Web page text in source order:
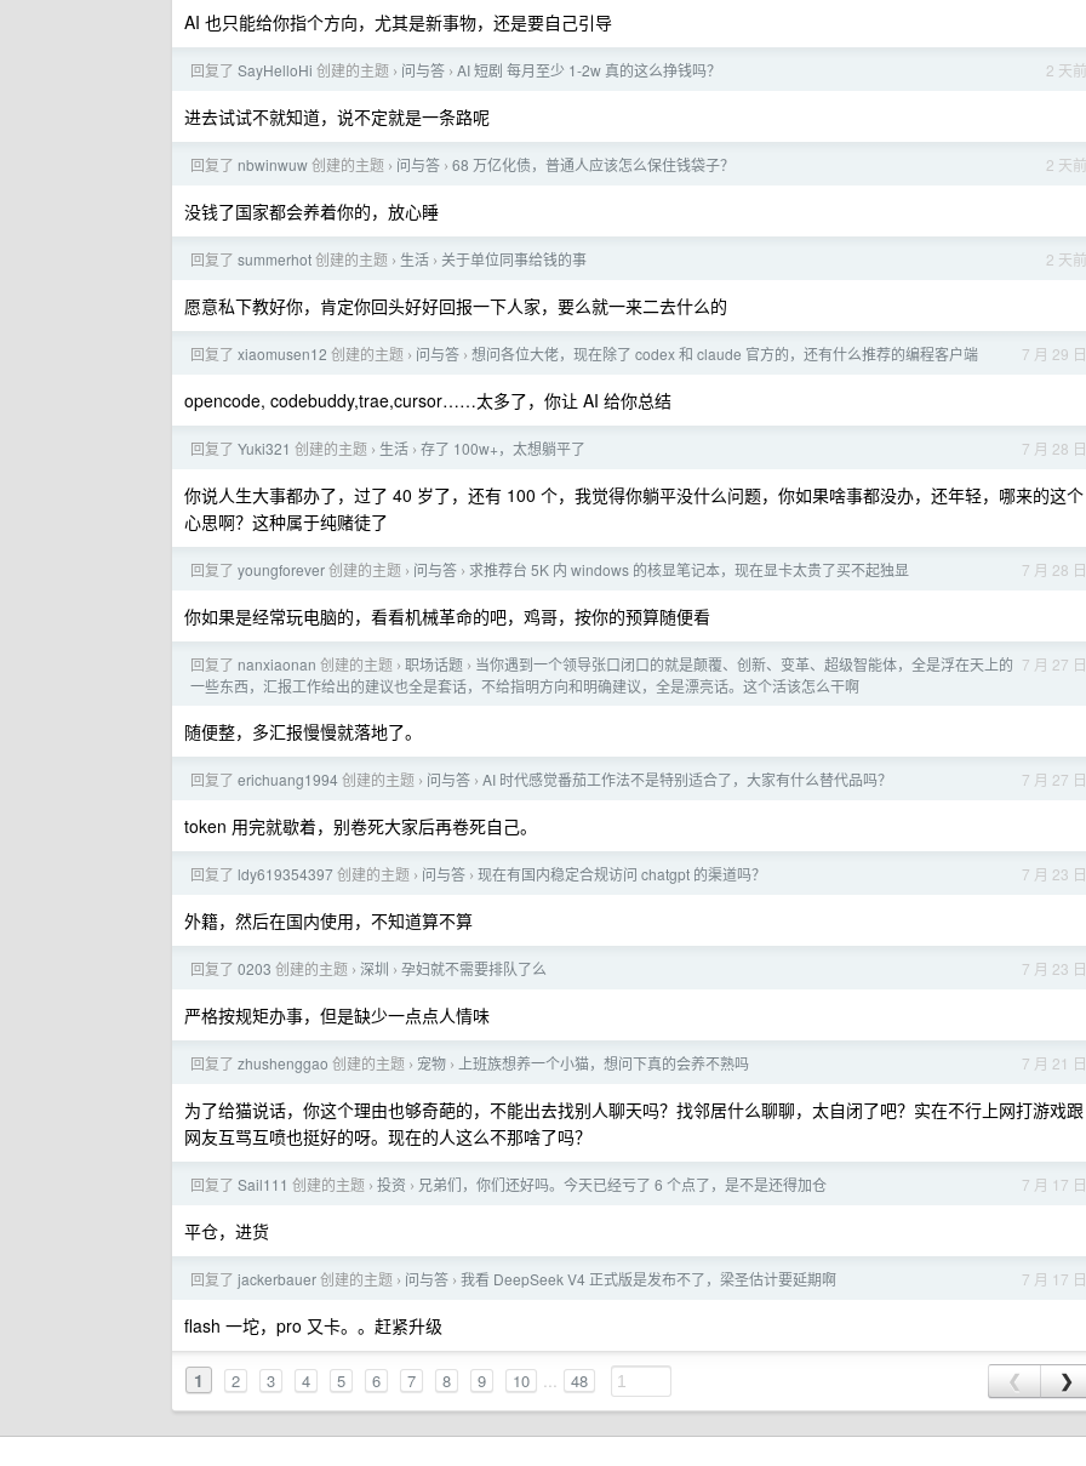
AI 也只能给你指个方向，尤其是新事物，还是要自己引导
2 天前
回复了 SayHelloHi 创建的主题 › 问与答 › AI 短剧 每月至少 1-2w 真的这么挣钱吗？
进去试试不就知道，说不定就是一条路呢
2 天前
回复了 nbwinwuw创建的主题 › 问与答 › 68 万亿化债，普通人应该怎么保住钱袋子？
没钱了国家都会养着你的，放心睡
2 天前
回复了 summerhot创建的主题 › 生活 › 关于单位同事给钱的事
愿意私下教好你，肯定你回头好好回报一下人家，要么就一来二去什么的
7 月 29 日
回复了 xiaomusen12 创建的主题 › 问与答 › 想问各位大佬，现在除了 codex 和 claude 官方的，还有什么推荐的编程客户端
opencode, codebuddy,trae,cursor……太多了，你让 AI 给你总结
7 月 28 日
回复了 Yuki321 创建的主题 › 生活 › 存了 100w+，太想躺平了
你说人生大事都办了，过了 40 岁了，还有 100 个，我觉得你躺平没什么问题，你如果啥事都没办，还年轻，哪来的这个
心思啊？这种属于纯赌徒了
7 月 28 日
回复了 youngforever创建的主题 › 问与答 › 求推荐台 5K 内 windows 的核显笔记本，现在显卡太贵了买不起独显
你如果是经常玩电脑的，看看机械革命的吧，鸡哥，按你的预算随便看
7 月 27 日
回复了 nanxiaonan 创建的主题 › 职场话题 › 当你遇到一个领导张口闭口的就是颠覆、创新、变革、超级智能体，全是浮在天上的
一些东西，汇报工作给出的建议也全是套话，不给指明方向和明确建议，全是漂亮话。这个活该怎么干啊
随便整，多汇报慢慢就落地了。
7 月 27 日
回复了 erichuang1994创建的主题 › 问与答 › AI 时代感觉番茄工作法不是特别适合了，大家有什么替代品吗？
token 用完就歇着，别卷死大家后再卷死自己。
7 月 23 日
回复了 ldy619354397创建的主题 › 问与答 › 现在有国内稳定合规访问 chatgpt 的渠道吗？
外籍，然后在国内使用，不知道算不算
7 月 23 日
回复了 0203 创建的主题 › 深圳 › 孕妇就不需要排队了么
严格按规矩办事，但是缺少一点点人情味
7 月 21 日
回复了 zhushenggao 创建的主题 › 宠物 › 上班族想养一个小猫，想问下真的会养不熟吗
为了给猫说话，你这个理由也够奇葩的，不能出去找别人聊天吗？找邻居什么聊聊，太自闭了吧？实在不行上网打游戏跟
网友互骂互喷也挺好的呀。现在的人这么不那啥了吗？
7 月 17 日
回复了 Sail111 创建的主题 › 投资 › 兄弟们，你们还好吗。今天已经亏了 6 个点了，是不是还得加仓
平仓，进货
7 月 17 日
回复了 jackerbauer创建的主题 › 问与答 › 我看 DeepSeek V4 正式版是发布不了，梁圣估计要延期啊
flash 一坨，pro 又卡。。赶紧升级
1 2 3 4 5 6 7 8 9 10 ... 48 ❮ ❯